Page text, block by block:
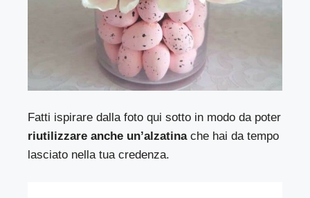
Fatti ispirare dalla foto qui sotto in modo da poter
riutilizzare anche un’alzatinache hai da tempo
lasciato nella tua credenza.